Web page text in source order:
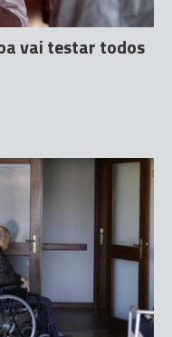
vai testar todos